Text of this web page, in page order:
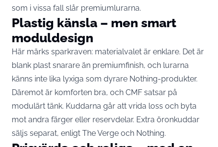
som i vissa fall slår premiumlurarna.
Plastig känsla – men smart
moduldesign
Här märks sparkraven: materialvalet är enklare. Det är
blank plast snarare än premiumfinish, och lurarna
känns inte lika lyxiga som dyrare Nothing-produkter.
Däremot är komforten bra, och CMF satsar på
modulärt tänk. Kuddarna går att vrida loss och byta
mot andra färger eller reservdelar. Extra öronkuddar
säljs separat, enligt The Verge och Nothing.